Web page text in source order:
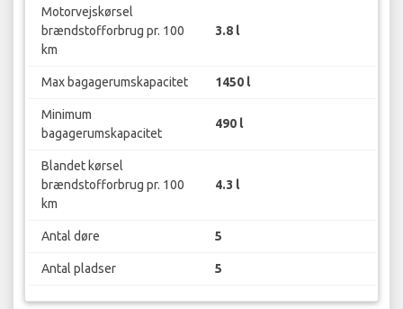
Motorvejskørsel
brændstofforbrug pr. 100
km
3.8 l
Max bagagerumskapacitet 1450 l
Minimum
bagagerumskapacitet
490 l
Blandet kørsel
brændstofforbrug pr. 100
km
4.3 l
Antal døre 5
Antal pladser 5